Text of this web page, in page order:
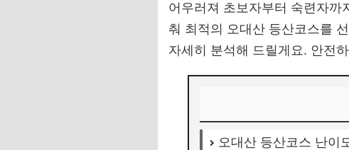
어우러져 초보자부터 숙련자까
춰 최적의 오대산 등산코스를
자세히 분석해 드릴게요. 안전
오대산 등산코스 난이